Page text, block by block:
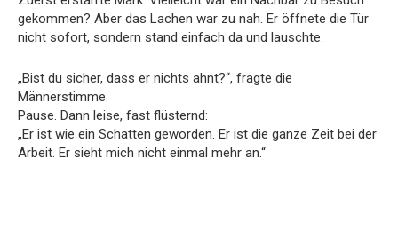
gekommen? Aber das Lachen war zu nah. Er öffnete die Tür
nicht sofort, sondern stand einfach da und lauschte.
„Bist du sicher, dass er nichts ahnt?“, fragte die
Männerstimme.
Pause. Dann leise, fast flüsternd:
„Er ist wie ein Schatten geworden. Er ist die ganze Zeit bei der
Arbeit. Er sieht mich nicht einmal mehr an.“